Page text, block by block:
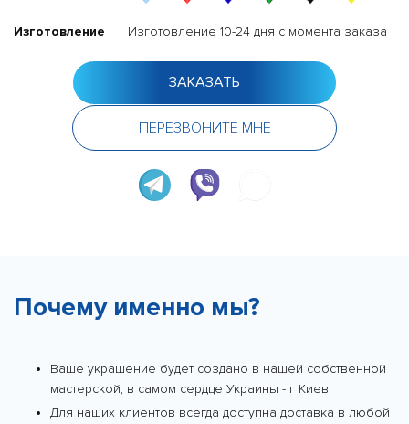
Изготовление Изготовление 10-24 дня с момента заказа
ЗАКАЗАТЬ
ПЕРЕЗВОНИТЕ МНЕ
Почему именно мы?
Ваше украшение будет создано в нашей собственной
мастерской, в самом сердце Украины - г Киев.
Для наших клиентов всегда доступна доставка в любой